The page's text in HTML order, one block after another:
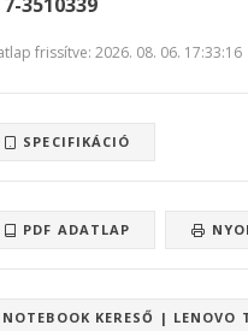
frissítve: 2026. 08. 06. 17:33:16
SPECIFIKÁCIÓ
PDF ADATLAP
NOTEBOOK KERESŐ |